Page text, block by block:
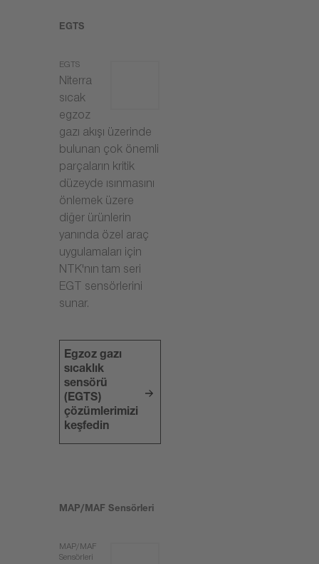
EGTS
EGTS
Niterra
sıcak
egzoz
gazı akışı üzerinde
bulunan çok önemli
parçaların kritik
düzeyde ısınmasını
önlemek üzere
diğer ürünlerin
yanında özel araç
uygulamaları için
NTK'nın tam seri
EGT sensörlerini
sunar.
Egzoz gazı
sıcaklık
sensörü
(EGTS)
çözümlerimizi
keşfedin
MAP/MAF Sensörleri
MAP/MAF
Sensörleri